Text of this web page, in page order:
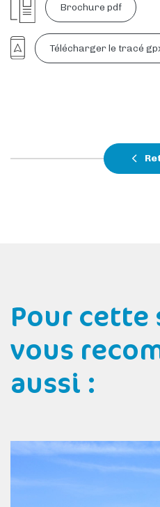
Brochure pdf
Télécharger le tracé
Pour
vous
aussi :